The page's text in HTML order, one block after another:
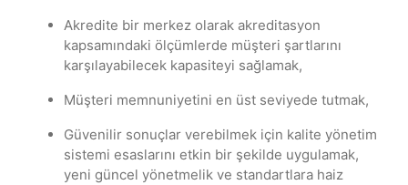
Akredite bir merkez olarak akreditasyon
kapsamındaki ölçümlerde müşteri şartlarını
karşılayabilecek kapasiteyi sağlamak,
Müşteri memnuniyetini en üst seviyede tutmak,
Güvenilir sonuçlar verebilmek için kalite yönetim
sistemi esaslarını etkin bir şekilde uygulamak,
yeni güncel yönetmelik ve standartlara haiz